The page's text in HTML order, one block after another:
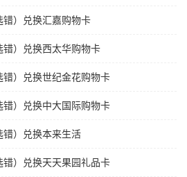
）兑换汇嘉购物卡
）兑换西太华购物卡
）兑换世纪金花购物卡
）兑换中大国际购物卡
错）兑换本来生活
）兑换天天果园礼品卡